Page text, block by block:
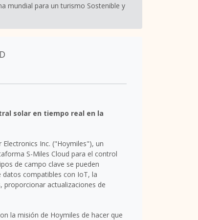
mundial para un turismo Sostenible y
solar en tiempo real en la
Inc. ("Hoymiles"), un
S-Miles Cloud para el control
de campo clave se pueden
datos compatibles con IoT, la
proporcionar actualizaciones de
la misión de Hoymiles de hacer que